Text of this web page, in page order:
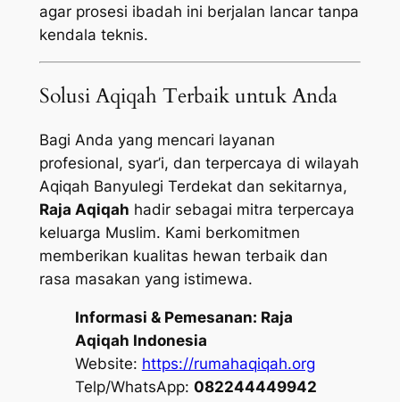
agar prosesi ibadah ini berjalan lancar tanpa
kendala teknis.
Solusi Aqiqah Terbaik untuk Anda
Bagi Anda yang mencari layanan
profesional, syar’i, dan terpercaya di wilayah
Aqiqah Banyulegi Terdekat dan sekitarnya,
Raja Aqiqah hadir sebagai mitra terpercaya
keluarga Muslim. Kami berkomitmen
memberikan kualitas hewan terbaik dan
rasa masakan yang istimewa.
Informasi & Pemesanan: Raja
Aqiqah Indonesia
Website: https://rumahaqiqah.org
Telp/WhatsApp: 082244449942